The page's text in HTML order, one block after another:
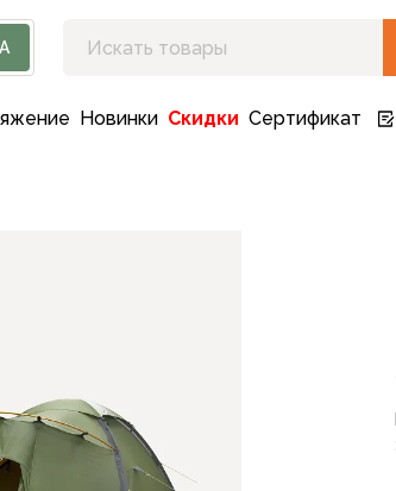
Новинки Скидки Сертификат